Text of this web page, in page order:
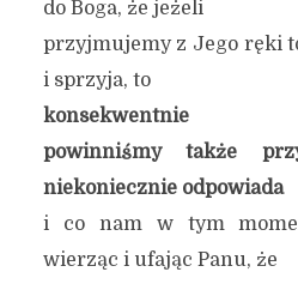
do Boga, że jeżeli
przyjmujemy z Jego ręki
i sprzyja, to
konsekwentnie
powinniśmy także
niekoniecznie odpowiada
i co nam w tym
wierząc i ufając Panu, że